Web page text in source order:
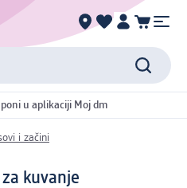
u aplikaciji Moj dm
i začini
kuvanje